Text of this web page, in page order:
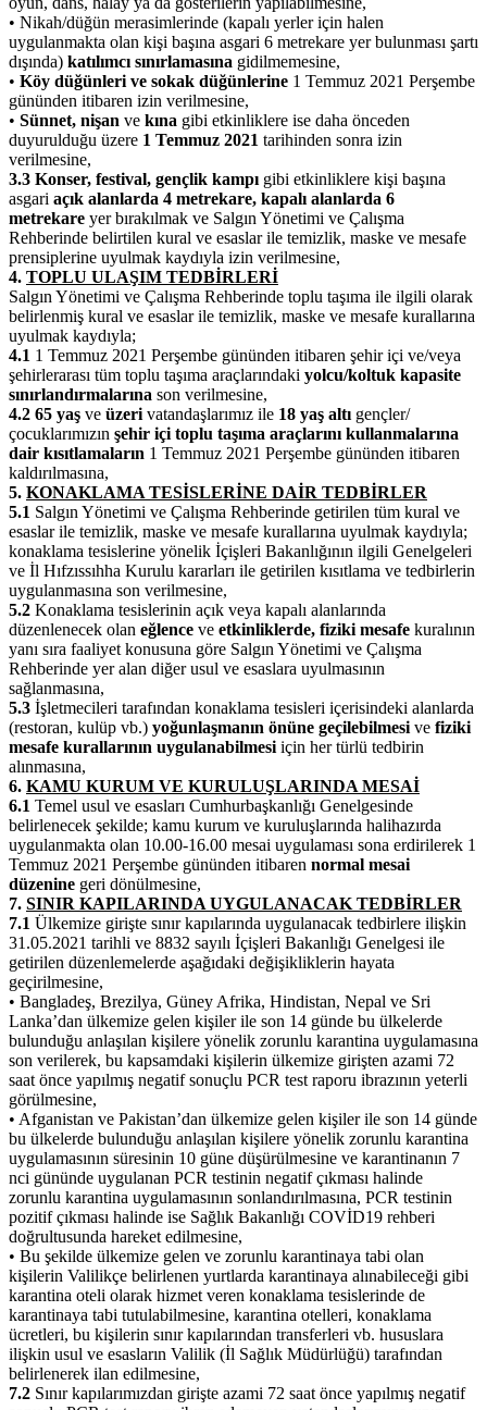
• Nikah/düğün merasimlerinde (kapalı yerler için halen
uygulanmakta olan kişi başına asgari 6 metrekare yer bulunması şartı
dışında) katılımcı sınırlamasına gidilmemesine,
• Köy düğünleri ve sokak düğünlerine 1 Temmuz 2021 Perşembe
gününden itibaren izin verilmesine,
• Sünnet, nişan ve kına gibi etkinliklere ise daha önceden
duyurulduğu üzere 1 Temmuz 2021 tarihinden sonra izin
verilmesine,
3.3 Konser, festival, gençlik kampı gibi etkinliklere kişi başına
asgari açık alanlarda 4 metrekare, kapalı alanlarda 6
metrekare yer bırakılmak ve Salgın Yönetimi ve Çalışma
Rehberinde belirtilen kural ve esaslar ile temizlik, maske ve mesafe
prensiplerine uyulmak kaydıyla izin verilmesine,
4. TOPLU ULAŞIM TEDBİRLERİ
Salgın Yönetimi ve Çalışma Rehberinde toplu taşıma ile ilgili olarak
belirlenmiş kural ve esaslar ile temizlik, maske ve mesafe kurallarına
uyulmak kaydıyla;
4.1 1 Temmuz 2021 Perşembe gününden itibaren şehir içi ve/veya
şehirlerarası tüm toplu taşıma araçlarındaki yolcu/koltuk kapasite
sınırlandırmalarına son verilmesine,
4.2 65 yaş ve üzeri vatandaşlarımız ile 18 yaş altı gençler/
çocuklarımızın şehir içi toplu taşıma araçlarını kullanmalarına
dair kısıtlamaların 1 Temmuz 2021 Perşembe gününden itibaren
kaldırılmasına,
5. KONAKLAMA TESİSLERİNE DAİR TEDBİRLER
5.1 Salgın Yönetimi ve Çalışma Rehberinde getirilen tüm kural ve
esaslar ile temizlik, maske ve mesafe kurallarına uyulmak kaydıyla;
konaklama tesislerine yönelik İçişleri Bakanlığının ilgili Genelgeleri
ve İl Hıfzıssıhha Kurulu kararları ile getirilen kısıtlama ve tedbirlerin
uygulanmasına son verilmesine,
5.2 Konaklama tesislerinin açık veya kapalı alanlarında
düzenlenecek olan eğlence ve etkinliklerde, fiziki mesafe kuralının
yanı sıra faaliyet konusuna göre Salgın Yönetimi ve Çalışma
Rehberinde yer alan diğer usul ve esaslara uyulmasının
sağlanmasına,
5.3 İşletmecileri tarafından konaklama tesisleri içerisindeki alanlarda
(restoran, kulüp vb.) yoğunlaşmanın önüne geçilebilmesi ve fiziki
mesafe kurallarının uygulanabilmesi için her türlü tedbirin
alınmasına,
6. KAMU KURUM VE KURULUŞLARINDA MESAİ
6.1 Temel usul ve esasları Cumhurbaşkanlığı Genelgesinde
belirlenecek şekilde; kamu kurum ve kuruluşlarında halihazırda
uygulanmakta olan 10.00­-16.00 mesai uygulaması sona erdirilerek 1
Temmuz 2021 Perşembe gününden itibaren normal mesai
düzenine geri dönülmesine,
7. SINIR KAPILARINDA UYGULANACAK TEDBİRLER
7.1 Ülkemize girişte sınır kapılarında uygulanacak tedbirlere ilişkin
31.05.2021 tarihli ve 8832 sayılı İçişleri Bakanlığı Genelgesi ile
getirilen düzenlemelerde aşağıdaki değişikliklerin hayata
geçirilmesine,
• Bangladeş, Brezilya, Güney Afrika, Hindistan, Nepal ve Sri
Lanka’dan ülkemize gelen kişiler ile son 14 günde bu ülkelerde
bulunduğu anlaşılan kişilere yönelik zorunlu karantina uygulamasına
son verilerek, bu kapsamdaki kişilerin ülkemize girişten azami 72
saat önce yapılmış negatif sonuçlu PCR test raporu ibrazının yeterli
görülmesine,
• Afganistan ve Pakistan’dan ülkemize gelen kişiler ile son 14 günde
bu ülkelerde bulunduğu anlaşılan kişilere yönelik zorunlu karantina
uygulamasının süresinin 10 güne düşürülmesine ve karantinanın 7
nci gününde uygulanan PCR testinin negatif çıkması halinde
zorunlu karantina uygulamasının sonlandırılmasına, PCR testinin
pozitif çıkması halinde ise Sağlık Bakanlığı COVİD­19 rehberi
doğrultusunda hareket edilmesine,
• Bu şekilde ülkemize gelen ve zorunlu karantinaya tabi olan
kişilerin Valilikçe belirlenen yurtlarda karantinaya alınabileceği gibi
karantina oteli olarak hizmet veren konaklama tesislerinde de
karantinaya tabi tutulabilmesine, karantina otelleri, konaklama
ücretleri, bu kişilerin sınır kapılarından transferleri vb. hususlara
ilişkin usul ve esasların Valilik (İl Sağlık Müdürlüğü) tarafından
belirlenerek ilan edilmesine,
7.2 Sınır kapılarımızdan girişte azami 72 saat önce yapılmış negatif